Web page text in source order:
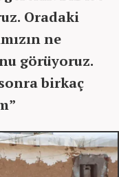
Oradaki
ne
görüyoruz.
birkaç